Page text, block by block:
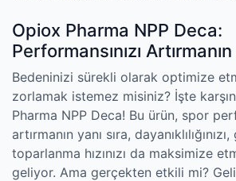
Opiox Pharma NPP Deca:
Performansınızı
Bedeninizi sürekli olarak optimize
zorlamak istemez misiniz? İşte
Pharma NPP Deca! Bu ürün, spor
artırmanın yanı sıra,
toparlanma hızınızı da maksimize
geliyor. Ama gerçekten etkili mi?